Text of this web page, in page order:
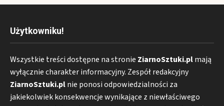
Użytkowniku!
Wszystkie treści dostępne na stronie ZiarnoSztuki.plmają
wyłącznie charakter informacyjny. Zespół redakcyjny
ZiarnoSztuki.plnie ponosi odpowiedzialności za
jakiekolwiek konsekwencje wynikające z niewłaściwego